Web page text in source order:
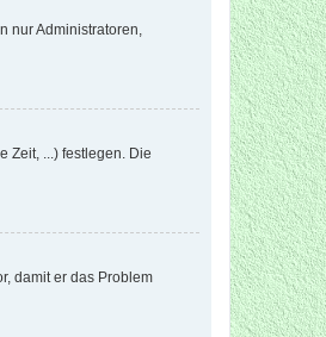
nur Administratoren,
Zeit, ...) festlegen. Die
damit er das Problem